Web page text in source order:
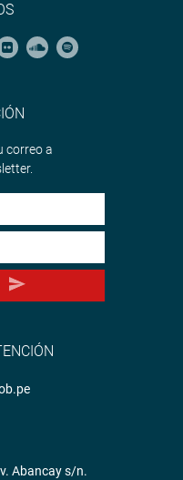
correo a
Abancay s/n.